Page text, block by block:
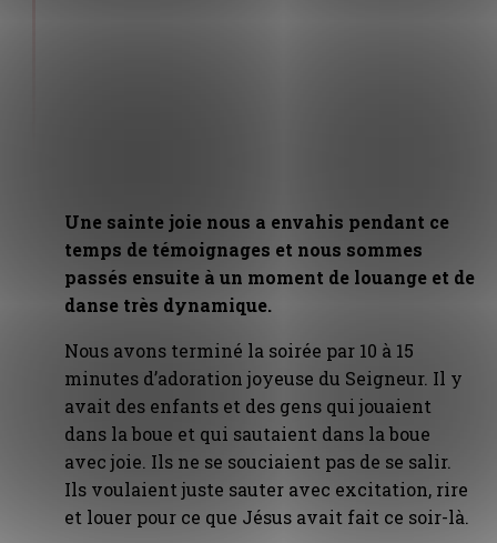
Une sainte joie nous a envahis pendant ce
temps de témoignages et nous sommes
passés ensuite à un moment de louange et de
danse très dynamique.
Nous avons terminé la soirée par 10 à 15
minutes d’adoration joyeuse du Seigneur. Il y
avait des enfants et des gens qui jouaient
dans la boue et qui sautaient dans la boue
avec joie. Ils ne se souciaient pas de se salir.
Ils voulaient juste sauter avec excitation, rire
et louer pour ce que Jésus avait fait ce soir-là.